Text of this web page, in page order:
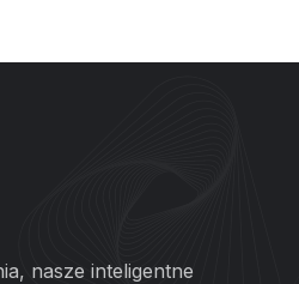
nasze inteligentne